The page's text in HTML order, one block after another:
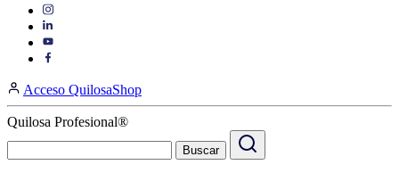
Visit
https://www.instagram.com/quilosa_selena/
Visit
our
Visit
page
https://www.facebook.com/QuilosaSelenaIberia/
page
Acceso QuilosaShop
Quilosa Profesional®